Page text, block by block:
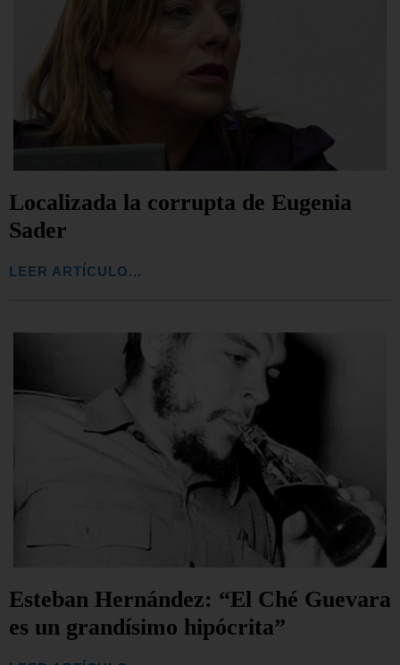
Localizada la corrupta de Eugenia
Sader
LEER ARTÍCULO...
Esteban Hernández: “El Ché Guevara
es un grandísimo hipócrita”